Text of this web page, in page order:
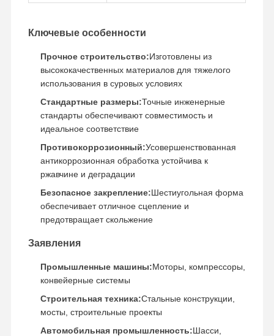
цепная звездочка
Цепочка рельсов
Track Shoe Pad
Регулятор следа
Трековые болты
Прицеп экскаватора
Бутылка экскаватора
Дозер с режущим краем
Рука экскаватора
Подшипник Slewing
Ключевые особенности
Прочное строительство:Изготовлены из
высококачественных материалов для тяжелого
использования в суровых условиях
Стандартные размеры:Точные инженерные
стандарты обеспечивают совместимость и
идеальное соответствие
Противокоррозионный:Усовершенствованная
антикоррозионная обработка устойчива к
ржавчине и деградации
Безопасное закрепление:Шестиугольная форма
обеспечивает отличное сцепление и
предотвращает скольжение
Заявления
Промышленные машины:Моторы, компрессоры,
конвейерные системы
Строительная техника:Стальные конструкции,
мосты, строительные проекты
Автомобильная промышленность:Шасси,